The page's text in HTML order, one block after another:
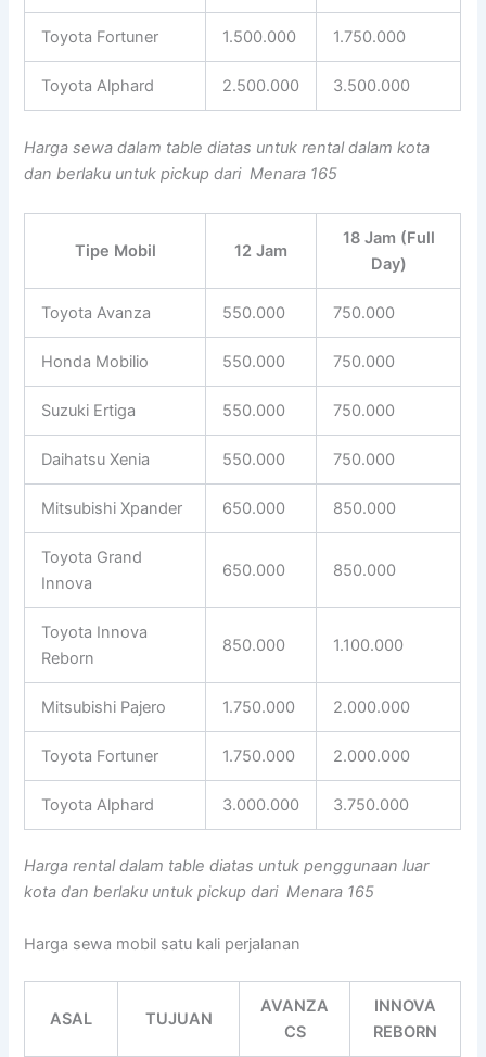
Toyota Fortuner 1.500.000 1.750.000
Toyota Alphard 2.500.000 3.500.000
Harga sewa dalam table diatas untuk rental dalam kota
dan berlaku untuk pickup dari Menara 165
Tipe Mobil 12 Jam
18 Jam (Full
Day)
Toyota Avanza 550.000 750.000
Honda Mobilio 550.000 750.000
Suzuki Ertiga 550.000 750.000
Daihatsu Xenia 550.000 750.000
Mitsubishi Xpander 650.000 850.000
Toyota Grand
Innova
650.000 850.000
Toyota Innova
Reborn
850.000 1.100.000
Mitsubishi Pajero 1.750.000 2.000.000
Toyota Fortuner 1.750.000 2.000.000
Toyota Alphard 3.000.000 3.750.000
Harga rental dalam table diatas untuk penggunaan luar
kota dan berlaku untuk pickup dari Menara 165
Harga sewa mobil satu kali perjalanan
ASAL TUJUAN
AVANZA
CS
INNOVA
REBORN